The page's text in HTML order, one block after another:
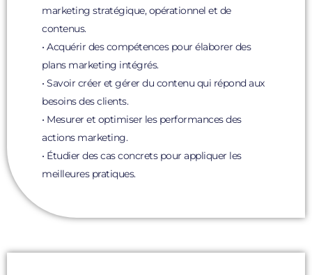
marketing stratégique, opérationnel et de
contenus.
• Acquérir des compétences pour élaborer des
plans marketing intégrés.
• Savoir créer et gérer du contenu qui répond aux
besoins des clients.
• Mesurer et optimiser les performances des
actions marketing.
• Étudier des cas concrets pour appliquer les
meilleures pratiques.